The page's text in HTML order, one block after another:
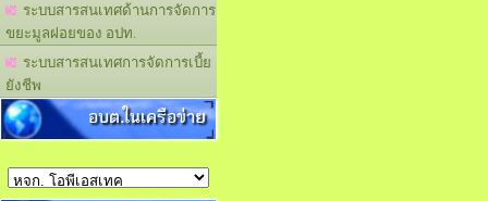
ระบบสารสนเทศด้านการจัดการ
ขยะมูลฝอยของ อปท.
ระบบสารสนเทศการจัดการเบี้ย
ยังชีพ
อบต.ในเครือข่าย